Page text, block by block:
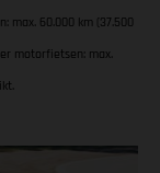
max. 60.000 km (37.500
motorfietsen: max.